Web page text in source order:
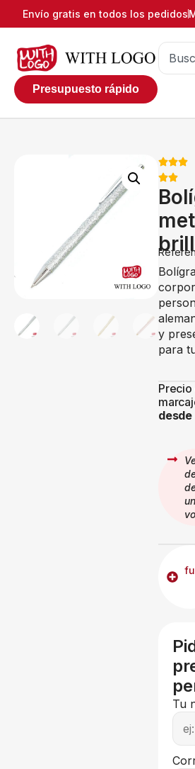
Envío gratis en todos los pedidos
Presupuesto rápido
y
para
Precio
desde
un
Tu